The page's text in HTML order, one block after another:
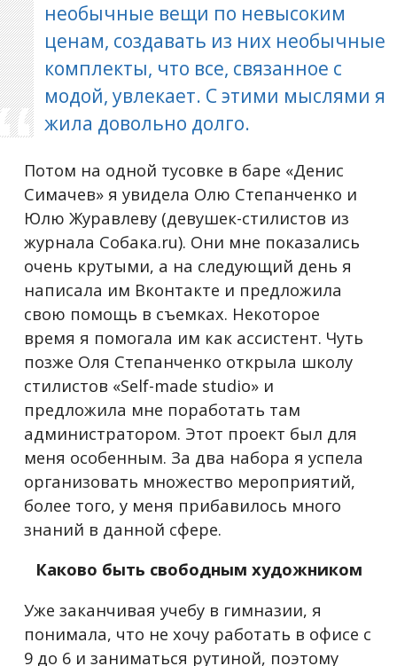
необычные вещи по невысоким
ценам, создавать из них необычные
комплекты, что все, связанное с
модой, увлекает. С этими мыслями я
жила довольно долго.
Потом на одной тусовке в баре «Денис
Симачев» я увидела Олю Степанченко и
Юлю Журавлеву (девушек-стилистов из
журнала Собака.ru). Они мне показались
очень крутыми, а на следующий день я
написала им Вконтакте и предложила
свою помощь в съемках. Некоторое
время я помогала им как ассистент. Чуть
позже Оля Степанченко открыла школу
стилистов «Self-made studio» и
предложила мне поработать там
администратором. Этот проект был для
меня особенным. За два набора я успела
организовать множество мероприятий,
более того, у меня прибавилось много
знаний в данной сфере.
Каково быть свободным художником
Уже заканчивая учебу в гимназии, я
понимала, что не хочу работать в офисе с
9 до 6 и заниматься рутиной, поэтому